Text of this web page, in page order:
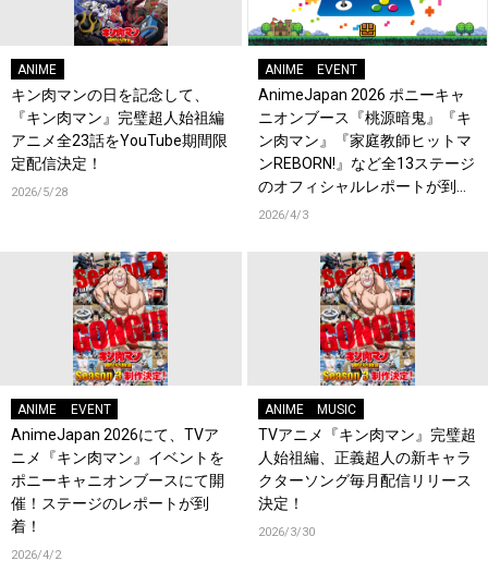
ANIME
キン肉マンの日を記念して、
『キン肉マン』完璧超人始祖編
アニメ全23話をYouTube期間限
定配信決定！
2026/5/28
ANIME EVENT
AnimeJapan 2026 ポニーキャ
ニオンブース『桃源暗鬼』『キ
ン肉マン』『家庭教師ヒットマ
ンREBORN!』など全13ステージ
のオフィシャルレポートが到
着！
2026/4/3
ANIME EVENT
AnimeJapan 2026にて、TVア
ニメ『キン肉マン』イベントを
ポニーキャニオンブースにて開
催！ステージのレポートが到
着！
2026/4/2
ANIME MUSIC
TVアニメ『キン肉マン』完璧超
人始祖編、正義超人の新キャラ
クターソング毎月配信リリース
決定！
2026/3/30